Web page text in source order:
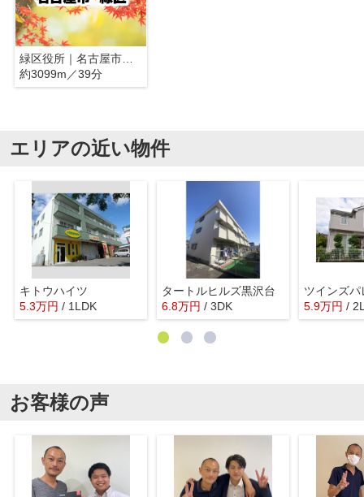
緑区役所｜名古屋市緑区
約3099m／39分
エリアの近い物件
キトウハイツ
5.3万円 / 1LDK
タートルヒルズ黒沢台
6.8万円 / 3DK
ツインズ
5.9万円 /
お客様の声